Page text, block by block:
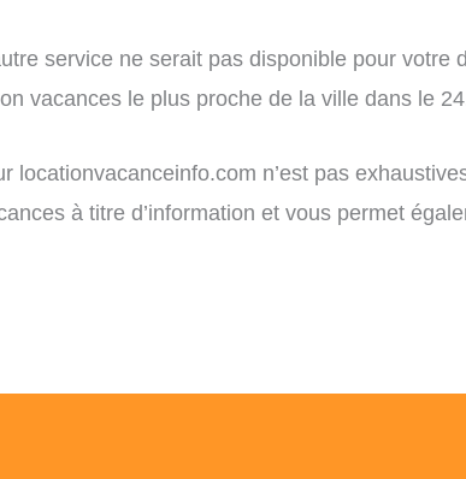
service ne serait pas disponible pour votre
vacances le plus proche de la ville dans le
locationvacanceinfo.com n’est pas
à titre d’information et vous permet